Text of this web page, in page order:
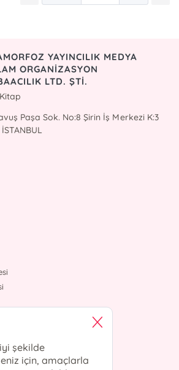
YAYINCILIK MEDYA
ORGANİZASYON
LTD. ŞTİ.
Paşa Sok. No:8 Şirin İş Merkezi K:3
şekilde
için, amaçlarla